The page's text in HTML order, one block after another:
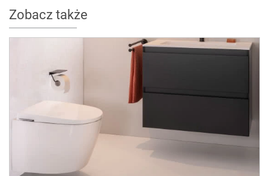
Zobacz także